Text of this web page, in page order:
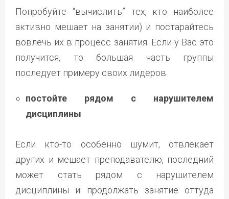
Попробуйте “вычислить” тех, кто наиболее
активно мешает на занятии) и постарайтесь
вовлечь их в процесс занятия. Если у Вас это
получится, то большая часть группы
последует примеру своих лидеров.
постойте рядом с нарушителем
дисциплины
Если кто-то особенно шумит, отвлекает
других и мешает преподавателю, последний
может стать рядом с нарушителем
дисциплины и продолжать занятие оттуда